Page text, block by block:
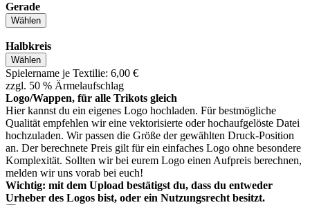
Gerade
Wählen
Halbkreis
Wählen
Spielername je Textilie: 6,00 €
zzgl. 50 % Ärmelaufschlag
Logo/Wappen, für alle Trikots gleich
Hier kannst du ein eigenes Logo hochladen. Für bestmögliche
Qualität empfehlen wir eine vektorisierte oder hochaufgelöste Datei
hochzuladen. Wir passen die Größe der gewählten Druck-Position
an. Der berechnete Preis gilt für ein einfaches Logo ohne besondere
Komplexität. Sollten wir bei eurem Logo einen Aufpreis berechnen,
melden wir uns vorab bei euch!
Wichtig: mit dem Upload bestätigst du, dass du entweder
Urheber des Logos bist, oder ein Nutzungsrecht besitzt.